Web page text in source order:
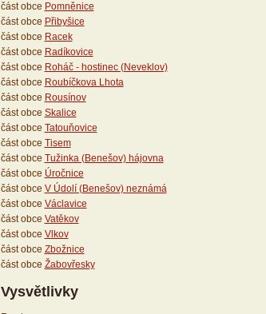
část obce Pomněnice
část obce Přibyšice
část obce Racek
část obce Radíkovice
část obce Roháč - hostinec (Neveklov)
část obce Roubíčkova Lhota
část obce Rousínov
část obce Skalice
část obce Tatouňovice
část obce Tisem
část obce Tužinka (Benešov) hájovna
část obce Úročnice
část obce V Údolí (Benešov) neznámá
část obce Václavice
část obce Vatěkov
část obce Vlkov
část obce Zbožnice
část obce Žabovřesky
Vysvětlivky